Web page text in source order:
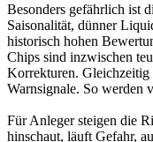
Besonders gefährlich ist
Saisonalität, dünner
historisch hohen
Chips sind inzwischen
Korrekturen. Gleichzeitig
Warnsignale. So werden
Für Anleger steigen die
hinschaut, läuft Gefahr,